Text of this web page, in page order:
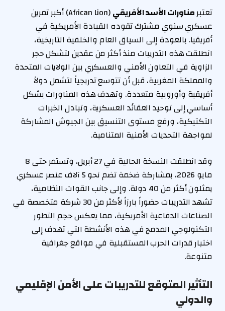
تعتبرمناورات الأسد الأفريقي
(African Lion) أكبر تمرين
عسكري سنوي مشترك تقوده القيادة الأمريكية في
أفريقيا. بالعودة إلى السياق العام والخلفية التاريخية،
انطلقت هذه التدريبات منذ أكثر من عقدين لتشكل حجر
الزاوية في التعاون الأمني والعسكري بين الولايات المتحدة
والمملكة المغربية، قبل أن تتوسع تدريجياً لتشمل دولاً
أفريقية وأوروبية متعددة. وتهدف هذه المناورات بشكل
أساسي إلى توحيد العقائد العسكرية، وتبادل الخبرات
التكتيكية، ورفع مستوى التنسيق بين الجيوش المشاركة
لمواجهة التحديات الأمنية المتنامية.
وقد انطلقت النسخة الحالية في 27 أبريل، وتستمر حتى 8
مايو 2026، بمشاركة ضخمة تضم نحو 5 آلاف عنصر عسكري
يمثلون أكثر من 40 دولة. وإلى جانب القوات النظامية،
تشهد التدريبات حضوراً بارزاً لأكثر من 30 شركة متخصصة في
الصناعات الدفاعية الأمريكية، مما يعكس حجم التطور
التكنولوجي المدمج في هذه الأنشطة التي تهدف إلى
اختبار قدرات الحرب المستقبلية في مواقع جغرافية
متنوعة.
التأثير المتوقع للتدريبات على الأمن الإقليمي
والدولي